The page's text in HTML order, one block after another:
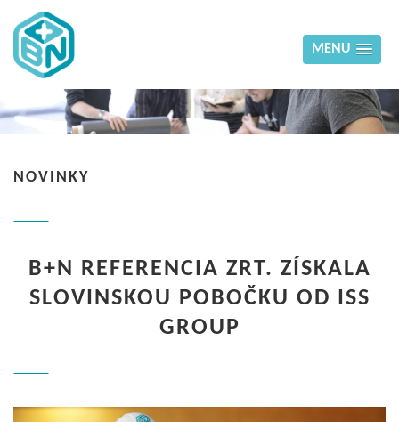
MENU
NOVINKY
B+N REFERENCIA ZRT. ZÍSKALA
SLOVINSKOU POBOČKU OD ISS
GROUP